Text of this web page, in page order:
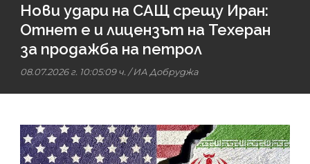
Нови удари на САЩ срещу Иран:
Отнет е и лицензът на Техеран
за продажба на петрол
08.07.2026 г. 10:05:09 ч. /ИА Добруджа